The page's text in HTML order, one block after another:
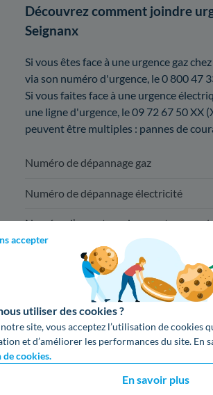
accepter
utiliser des cookies ?
site, vous acceptez l’utilisation de cookies
et d’améliorer les performances du site. En
cookies.
En savoir plus
Découvrez comment joindre
Seignanx
Si vous êtes face à une urgence gaz
via son numéro d'urgence, le 0 800 47
Si vous faites face à une urgence
une ligne d'urgence, le 09 72 67 50 XX
peuvent être multiples : pannes de
Numéro de dépannage gaz
Numéro de dépannage électricité
Numéro d’ouverture de compteur gaz
Pour une mise en service
2. Offres de l'entreprise